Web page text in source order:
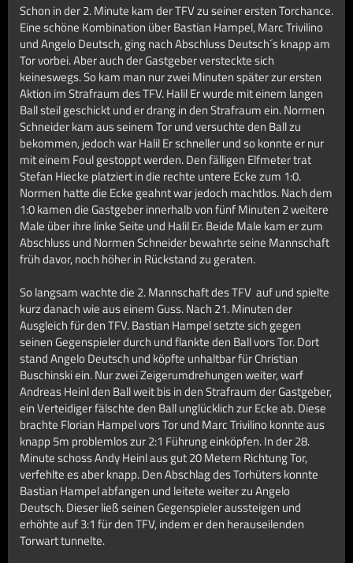
Schon in der 2. Minute kam der TFV zu seiner ersten Torchance.
Eine schöne Kombination über Bastian Hampel, Marc Trivilino
und Angelo Deutsch, ging nach Abschluss Deutsch´s knapp am
Tor vorbei. Aber auch der Gastgeber versteckte sich
keineswegs. So kam man nur zwei Minuten später zur ersten
Aktion im Strafraum des TFV. Halil Er wurde mit einem langen
Ball steil geschickt und er drang in den Strafraum ein. Normen
Schneider kam aus seinem Tor und versuchte den Ball zu
bekommen, jedoch war Halil Er schneller und so konnte er nur
mit einem Foul gestoppt werden. Den fälligen Elfmeter trat
Stefan Hiecke platziert in die rechte untere Ecke zum 1:0.
Normen hatte die Ecke geahnt war jedoch machtlos. Nach dem
1:0 kamen die Gastgeber innerhalb von fünf Minuten 2 weitere
Male über ihre linke Seite und Halil Er. Beide Male kam er zum
Abschluss und Normen Schneider bewahrte seine Mannschaft
früh davor, noch höher in Rückstand zu geraten.
So langsam wachte die 2. Mannschaft des TFV auf und spielte
kurz danach wie aus einem Guss. Nach 21. Minuten der
Ausgleich für den TFV. Bastian Hampel setzte sich gegen
seinen Gegenspieler durch und flankte den Ball vors Tor. Dort
stand Angelo Deutsch und köpfte unhaltbar für Christian
Buschinski ein. Nur zwei Zeigerumdrehungen weiter, warf
Andreas Heinl den Ball weit bis in den Strafraum der Gastgeber,
ein Verteidiger fälschte den Ball unglücklich zur Ecke ab. Diese
brachte Florian Hampel vors Tor und Marc Trivilino konnte aus
knapp 5m problemlos zur 2:1 Führung einköpfen. In der 28.
Minute schoss Andy Heinl aus gut 20 Metern Richtung Tor,
verfehlte es aber knapp. Den Abschlag des Torhüters konnte
Bastian Hampel abfangen und leitete weiter zu Angelo
Deutsch. Dieser ließ seinen Gegenspieler aussteigen und
erhöhte auf 3:1 für den TFV, indem er den herauseilenden
Torwart tunnelte.